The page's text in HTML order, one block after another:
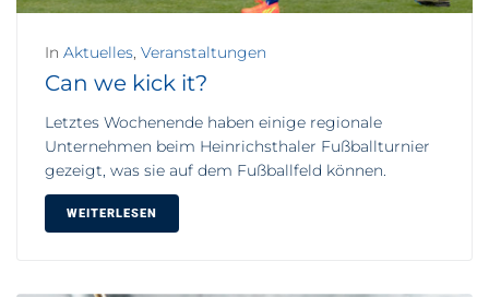
In Aktuelles, Veranstaltungen
Can we kick it?
Letztes Wochenende haben einige regionale
Unternehmen beim Heinrichsthaler Fußballturnier
gezeigt, was sie auf dem Fußballfeld können.
WEITERLESEN